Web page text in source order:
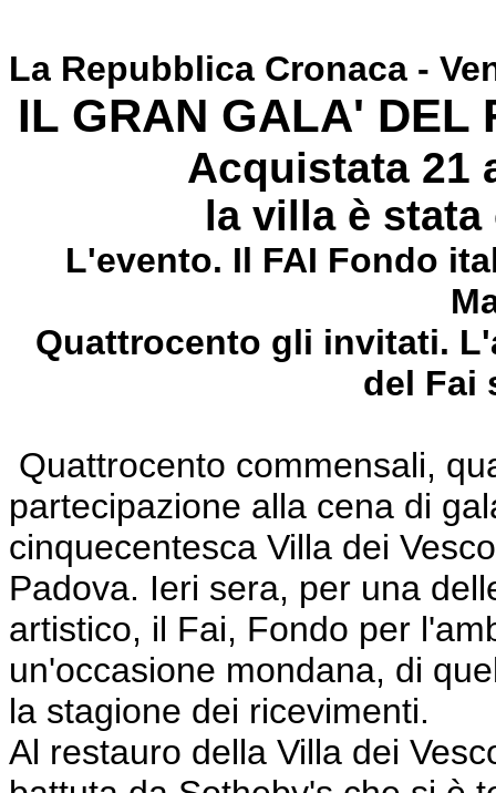
La Repubblica Cronaca -
IL GRAN GALA' DEL
Acquistata 21
la villa è
L'evento. Il FAI Fondo
Quattrocento gli invitati.
del Fai
Quattrocento commensali,
partecipazione alla cena di
cinquecentesca Villa dei
Padova. Ieri sera, per una
artistico, il Fai, Fondo per
un'occasione mondana, di
la stagione dei ricevimenti.
Al restauro della Villa dei